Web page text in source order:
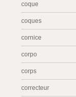
coque
coques
cornice
corpo
corps
correcteur